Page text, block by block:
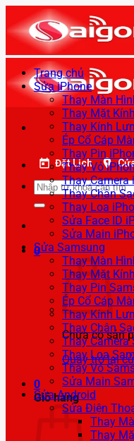
qua
nội
dung
Đặt Lịch
Tìm
kiếm:
0
Chưa có sản
Quay trở lại
0
Giỏ hàng
Trang chủ
Sửa iPhone
Thay Màn
Thay Mặt
Thay Kính
Ép Cổ Cáp
Thay Pin
Thay Vỏ
Thay Camera
Thay Chân
Thay Loa
Sửa Face ID
Sửa Main
Sửa Samsung
Thay Màn
Thay Mặt
Thay Pin
Ép Cổ Cáp
Thay Kính
Thay Chân
Thay Camera
Thay Loa
Thay Vỏ
Sửa Main
Sửa Android
Sửa Điện
Thay
Thay